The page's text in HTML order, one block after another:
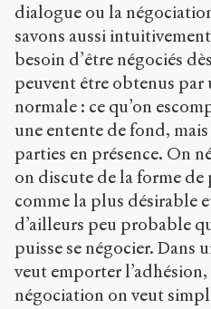
dialogue ou la
savons aussi
besoin d’être négociés
peuvent être obtenus par
normale : ce qu’on
une entente de fond,
parties en présence. On
on discute de la forme de
comme la plus désirable
d’ailleurs peu probable
puisse se négocier. Dans
veut emporter
négociation on veut